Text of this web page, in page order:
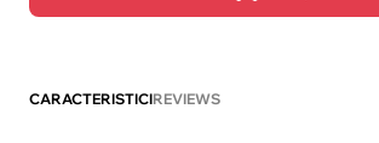
CARACTERISTICIREVIEWS